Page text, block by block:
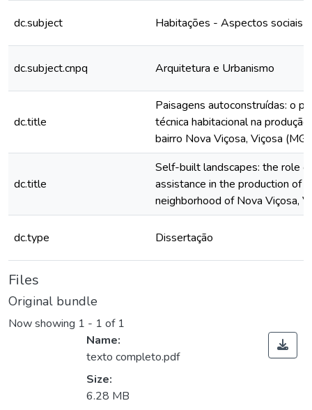
dc.subject Habitações - Aspectos sociais
dc.subject.cnpq Arquitetura e Urbanismo
dc.title
Paisagens autoconstruídas: o
técnica habitacional na
bairro Nova Viçosa, Viçosa (MG)
dc.title
Self-built landscapes: the role
assistance in the production of
neighborhood of Nova Viçosa,
dc.type Dissertação
Files
Original bundle
Now showing 1 - 1 of 1
Name:
texto completo.pdf
Size:
6.28 MB